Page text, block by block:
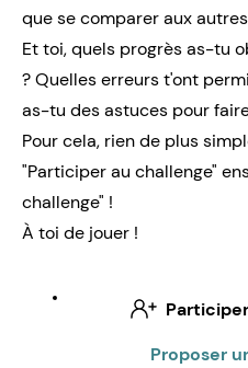
que se comparer aux
Et toi, quels progrès as-tu
? Quelles erreurs t'ont
as-tu des astuces pour
Pour cela, rien de plus
"Participer au challenge"
challenge" !
À toi de jouer !
Proposer